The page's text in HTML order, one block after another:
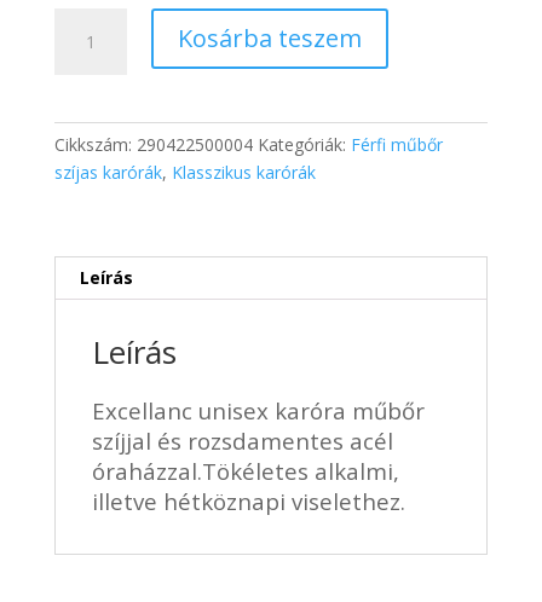
was:
14
844 Ft.
is:
10
478 Ft.
unisex
szíjjal
mennyiség
Kosárba teszem
Cikkszám: 290422500004 Kategóriák: Férfi műbőr
szíjas karórák, Klasszikus karórák
Leírás
Leírás
Excellanc unisex karóra műbőr
szíjjal és rozsdamentes acél
óraházzal.Tökéletes alkalmi,
illetve hétköznapi viselethez.